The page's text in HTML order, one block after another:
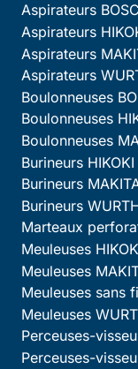
Aspirateurs
Aspirateurs
Aspirateurs
Aspirateurs
Boulonneuses
Boulonneuses
Boulonneuses
Burineurs
Burineurs
Burineurs
Marteaux
Meuleuses
Meuleuses
Meuleuses sans
Meuleuses
Perceuses-
Perceuses-